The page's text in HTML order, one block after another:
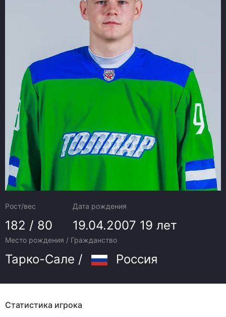
Рост/вес
182 / 80
Дата рождения
19.04.2007 19 лет
Место рождения / Гражданство
Тарко-Сале / Россия
Статистика игрока